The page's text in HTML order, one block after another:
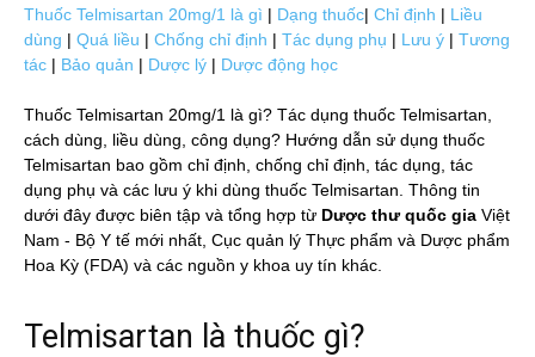
Thuốc Telmisartan 20mg/1 là gì | Dạng thuốc| Chỉ định | Liều
dùng | Quá liều | Chống chỉ định | Tác dụng phụ | Lưu ý | Tương
tác | Bảo quản | Dược lý | Dược động học
Thuốc Telmisartan 20mg/1 là gì? Tác dụng thuốc Telmisartan,
cách dùng, liều dùng, công dụng? Hướng dẫn sử dụng thuốc
Telmisartan bao gồm chỉ định, chống chỉ định, tác dụng, tác
dụng phụ và các lưu ý khi dùng thuốc Telmisartan. Thông tin
dưới đây được biên tập và tổng hợp từ Dược thư quốc gia Việt
Nam - Bộ Y tế mới nhất, Cục quản lý Thực phẩm và Dược phẩm
Hoa Kỳ (FDA) và các nguồn y khoa uy tín khác.
Telmisartan là thuốc gì?